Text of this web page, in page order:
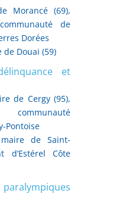
Morancé (69),
de
Dorées
de Douai (59)
et
de Cergy (95),
Pontoise
maire de Saint-
d’Estérel Côte